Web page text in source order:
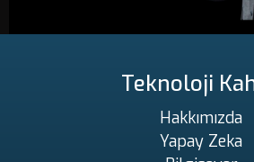
Teknoloji
Hakkımızda
Yapay Zeka